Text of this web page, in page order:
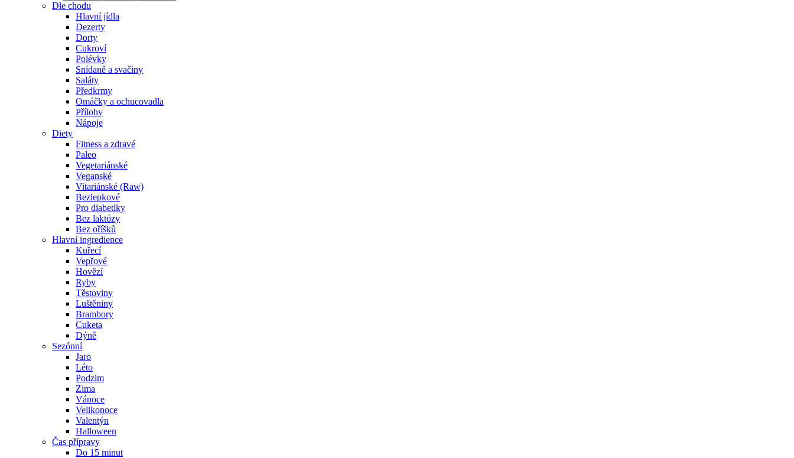
Dle chodu
Hlavní jídla
Dezerty
Dorty
Cukroví
Polévky
Snídaně a svačiny
Saláty
Předkrmy
Omáčky a ochucovadla
Přílohy
Nápoje
Diety
Fitness a zdravé
Paleo
Vegetariánské
Veganské
Vitariánské (Raw)
Bezlepkové
Pro diabetiky
Bez laktózy
Bez oříšků
Hlavní ingredience
Kuřecí
Vepřové
Hovězí
Ryby
Těstoviny
Luštěniny
Brambory
Cuketa
Dýně
Sezónní
Jaro
Léto
Podzim
Zima
Vánoce
Velikonoce
Valentýn
Halloween
Čas přípravy
Do 15 minut